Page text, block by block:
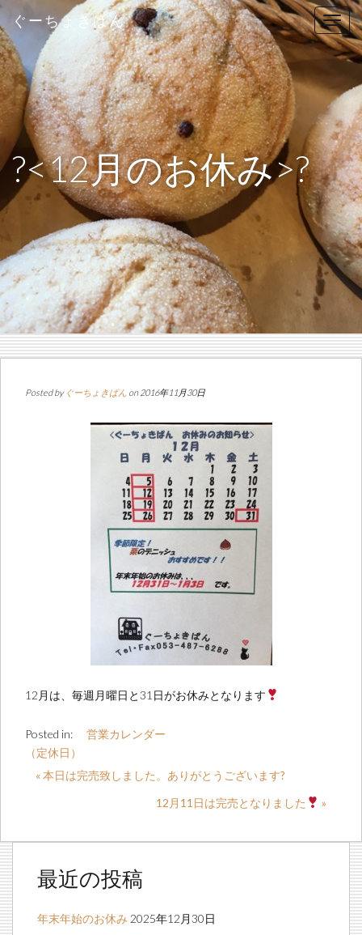
T
o
g
l
n
a
v
i
a
t
i
ぐーちょきぱん
?<12月のお休み>?
Posted by ぐーちょきぱん on 2016年11月30日
12月は、毎週月曜日と31日がお休みとなります
Posted in:
営業カレンダー
（定休日）
« 本日は完売致しました。ありがとうございます?
12月11日は完売となりました
»
最近の投稿
年末年始のお休み 2025年12月30日